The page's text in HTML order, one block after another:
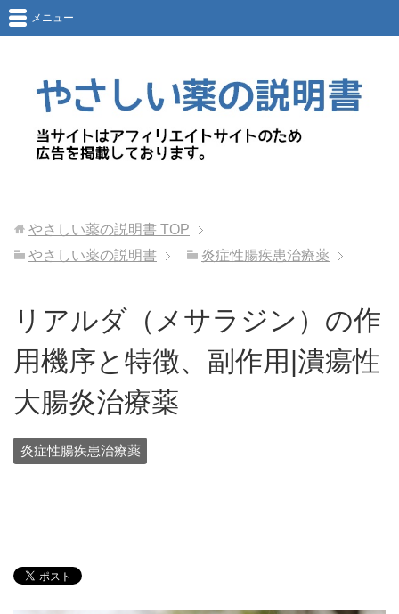
メニュー
やさしい薬の説明書 TOP
やさしい薬の説明書
炎症性腸疾患治療薬
リアルダ（メサラジン）の作
用機序と特徴、副作用|潰瘍性
大腸炎治療薬
炎症性腸疾患治療薬